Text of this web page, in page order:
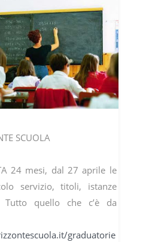
SCUOLA
24 mesi, dal 27 aprile le
servizio, titoli, istanze
Tutto quello che c’è da
graduatorie